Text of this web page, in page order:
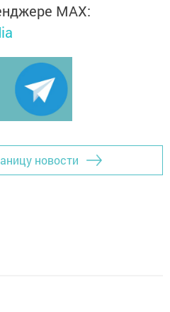
MАХ:
новости